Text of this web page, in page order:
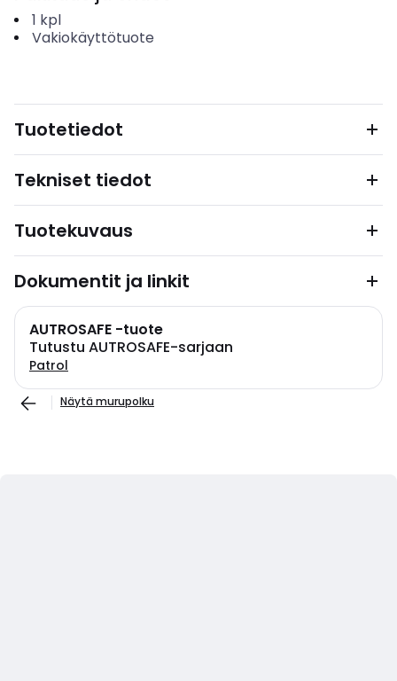
1 kpl
Vakiokäyttötuote
Tuotetiedot
Tekniset tiedot
Tuotekuvaus
Dokumentit ja linkit
AUTROSAFE -tuote
Tutustu AUTROSAFE-sarjaan
Patrol
Näytä murupolku